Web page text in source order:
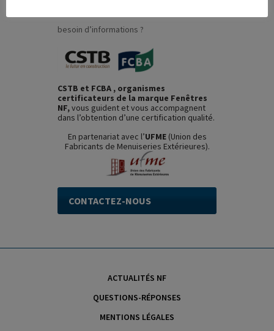
besoin d’informations ?
CSTB et FCBA , organismes
certificateurs de la marque Fenêtres
NF,vous guident et vous accompagnent
dans l’obtention d’une certification qualité.
En partenariat avec l’UFME (Union des
Fabricants de Menuiseries Extérieures).
CONTACTEZ-NOUS
ACTUALITÉS NF
QUESTIONS-RÉPONSES
MENTIONS LÉGALES